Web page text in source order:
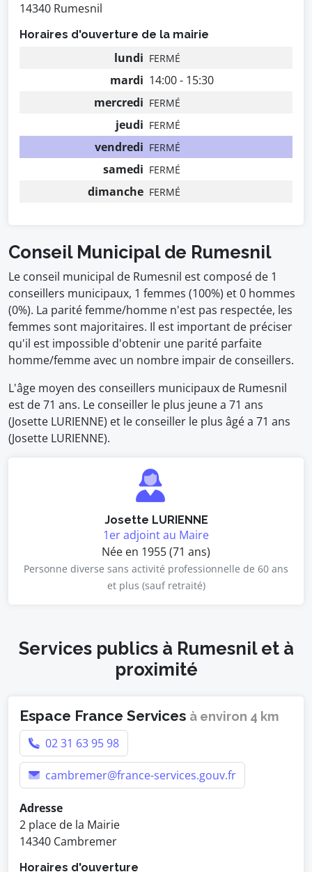
14340 Rumesnil
Horaires d'ouverture de la mairie
lundi FERMÉ
mardi 14:00 - 15:30
mercredi FERMÉ
jeudi FERMÉ
vendredi FERMÉ
samedi FERMÉ
dimanche FERMÉ
Conseil Municipal de Rumesnil
Le conseil municipal de Rumesnil est composé de 1
conseillers municipaux, 1 femmes (100%) et 0 hommes
(0%). La parité femme/homme n'est pas respectée, les
femmes sont majoritaires. Il est important de préciser
qu'il est impossible d'obtenir une parité parfaite
homme/femme avec un nombre impair de conseillers.
L'âge moyen des conseillers municipaux de Rumesnil
est de 71 ans. Le conseiller le plus jeune a 71 ans
(Josette LURIENNE) et le conseiller le plus âgé a 71 ans
(Josette LURIENNE).
Josette LURIENNE
1er adjoint au Maire
Née en 1955 (71 ans)
Personne diverse sans activité professionnelle de 60 ans
et plus (sauf retraité)
Services publics à Rumesnil et à
proximité
Espace France Services à environ 4 km
02 31 63 95 98
cambremer@france-services.gouv.fr
Adresse
2 place de la Mairie
14340 Cambremer
Horaires d'ouverture